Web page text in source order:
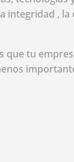
integridad ,
que tu